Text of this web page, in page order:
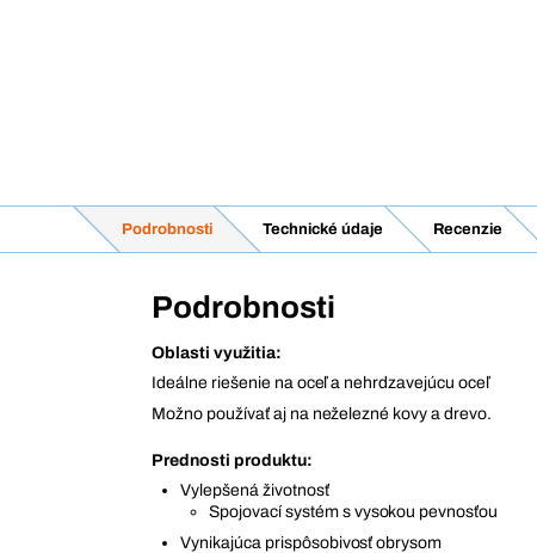
Podrobnosti Technické údaje Recenzie
Podrobnosti
Oblasti využitia:
Ideálne riešenie na oceľ a nehrdzavejúcu oceľ
Možno používať aj na neželezné kovy a drevo.
Prednosti produktu:
Vylepšená životnosť
Spojovací systém s vysokou pevnosťou
Vynikajúca prispôsobivosť obrysom